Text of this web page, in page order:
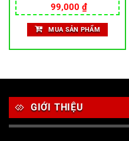
Được xếp
hạng5.00
5 sao
Giá
gốc
là:
110,000 ₫.
99,000 ₫Giá
hiện
tại
là:
99,000 ₫.
MUA SẢN PHẨM
GIỚI THIỆU